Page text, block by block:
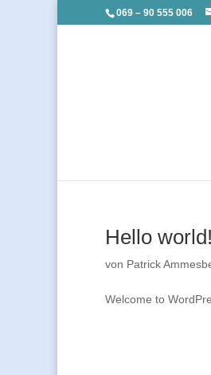
069 – 90 555 006
Hello world!
von Patrick
Welcome to